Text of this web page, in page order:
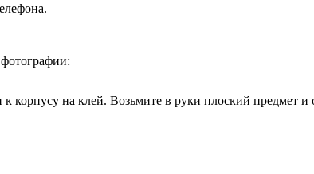
на клей. Возьмите в руки плоский предмет